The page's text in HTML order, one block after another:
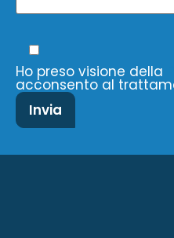
Ho preso visione della
acconsento al